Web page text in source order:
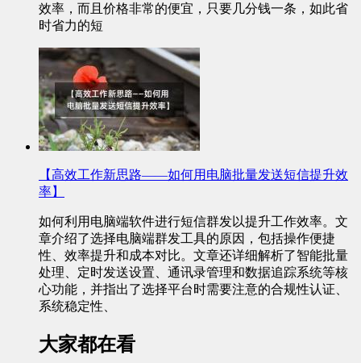
效率，而且价格非常的便宜，只要几分钱一条，如此省
时省力的短
【高效工作新思路——如何用电脑批量发送短信提升效
率】
如何利用电脑端软件进行短信群发以提升工作效率。文
章介绍了选择电脑端群发工具的原因，包括操作便捷
性、效率提升和成本对比。文章还详细解析了智能批量
处理、定时发送设置、通讯录管理和数据追踪系统等核
心功能，并指出了选择平台时需要注意的合规性认证、
系统稳定性、
大家都在看